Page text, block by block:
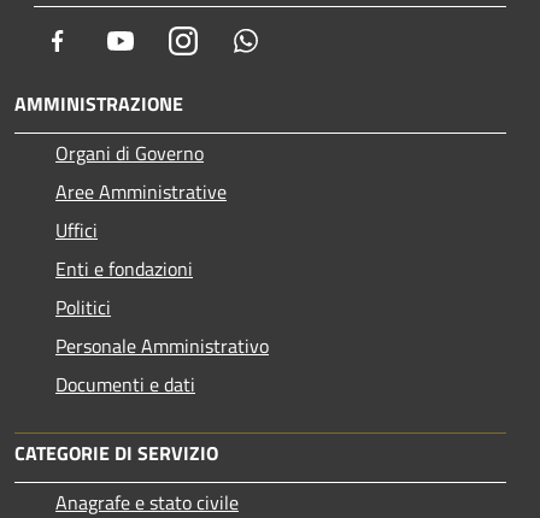
Facebook YoutubeInstagram
AMMINISTRAZIONE
Organi di Governo
Aree Amministrative
Uffici
Enti e fondazioni
Politici
Personale Amministrativo
Documenti e dati
CATEGORIE DI SERVIZIO
Anagrafe e stato civile